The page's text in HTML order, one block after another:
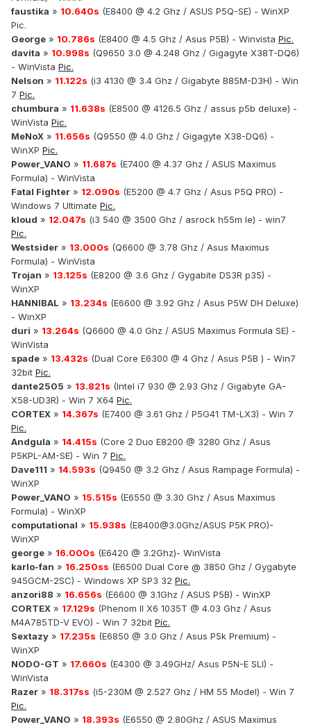
faustika » 10.640s (E8400 @ 4.2 Ghz / ASUS P5Q-SE) - WinXP
Pic.
George » 10.786s (E8400 @ 4.5 Ghz / Asus P5B) - Winvista Pic.
davita » 10.998s (Q9650 3.0 @ 4.248 Ghz / Gigagyte X38T-DQ6)
- WinVista Pic.
Nelson » 11.122s (i3 4130 @ 3.4 Ghz / Gigabyte B85M-D3H) - Win
7 Pic.
chumbura » 11.638s (E8500 @ 4126.5 Ghz / assus p5b deluxe) -
WinVista Pic.
MeNoX » 11.656s (Q9550 @ 4.0 Ghz / Gigagyte X38-DQ6) -
WinXP Pic.
Power_VANO » 11.687s (E7400 @ 4.37 Ghz / ASUS Maximus
Formula) - WinVista
Fatal Fighter » 12.090s (E5200 @ 4.7 Ghz / Asus P5Q PRO) -
Windows 7 Ultimate Pic.
kloud » 12.047s (i3 540 @ 3500 Ghz / asrock h55m le) - win7
Pic.
Westsider » 13.000s (Q6600 @ 3.78 Ghz / Asus Maximus
Formula) - WinVista
Trojan » 13.125s (E8200 @ 3.6 Ghz / Gygabite DS3R p35) -
WinXP
HANNIBAL » 13.234s (E6600 @ 3.92 Ghz / Asus P5W DH Deluxe)
- WinXP
duri » 13.264s (Q6600 @ 4.0 Ghz / ASUS Maximus Formula SE) -
WinVista
spade » 13.432s (Dual Core E6300 @ 4 Ghz / Asus P5B ) - Win7
32bit Pic.
dante2505 » 13.821s (Intel i7 930 @ 2.93 Ghz / Gigabyte GA-
X58-UD3R) - Win 7 X64 Pic.
CORTEX » 14.367s (E7400 @ 3.61 Ghz / P5G41 TM-LX3) - Win 7
Pic.
Andgula » 14.415s (Core 2 Duo E8200 @ 3280 Ghz / Asus
P5KPL-AM-SE) - Win 7 Pic.
Dave111 » 14.593s (Q9450 @ 3.2 Ghz / Asus Rampage Formula) -
WinXP
Power_VANO » 15.515s (E6550 @ 3.30 Ghz / Asus Maximus
Formula) - WinXP
computational » 15.938s (E8400@3.0Ghz/ASUS P5K PRO)-
WinXP
george » 16.000s (E6420 @ 3.2Ghz)- WinVista
karlo-fan » 16.250ss (E6500 Dual Core @ 3850 Ghz / Gygabyte
945GCM-2SC) - Windows XP SP3 32 Pic.
anzori88 » 16.656s (E6600 @ 3.1Ghz / ASUS P5B) - WinXP
CORTEX » 17.129s (Phenom II X6 1035T @ 4.03 Ghz / Asus
M4A785TD-V EVO) - Win 7 32bit Pic.
Sextazy » 17.235s (E6850 @ 3.0 Ghz / Asus P5k Premium) -
WinXP
NODO-GT » 17.660s (E4300 @ 3.49GHz/ Asus P5N-E SLI) -
WinVista
Razer » 18.317ss (i5-230M @ 2.527 Ghz / HM 55 Model) - Win 7
Pic.
Power_VANO » 18.393s (E6550 @ 2.80Ghz / ASUS Maximus